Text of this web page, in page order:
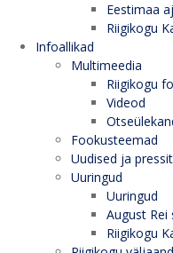
Eestimaa
Riigikogu
Infoallikad
Multimeedia
Riigikogu
Videod
Fookusteemad
Uudised ja
Uuringud
Uuringud
August Rei
Riigikogu